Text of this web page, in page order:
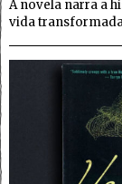
A novela narra a
vida